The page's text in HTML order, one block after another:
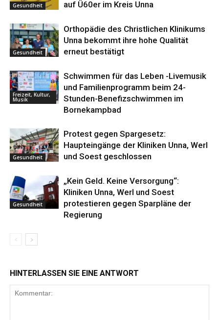
Gesundheit
auf Ü60er im Kreis Unna
Gesundheit
Orthopädie des Christlichen Klinikums
Unna bekommt ihre hohe Qualität
erneut bestätigt
Freizeit, Kultur,
Musik
Schwimmen für das Leben -Livemusik
und Familienprogramm beim 24-
Stunden-Benefizschwimmen im
Bornekampbad
Gesundheit
Protest gegen Spargesetz:
Haupteingänge der Kliniken Unna, Werl
und Soest geschlossen
Gesundheit
„Kein Geld. Keine Versorgung“:
Kliniken Unna, Werl und Soest
protestieren gegen Sparpläne der
Regierung
HINTERLASSEN SIE EINE ANTWORT